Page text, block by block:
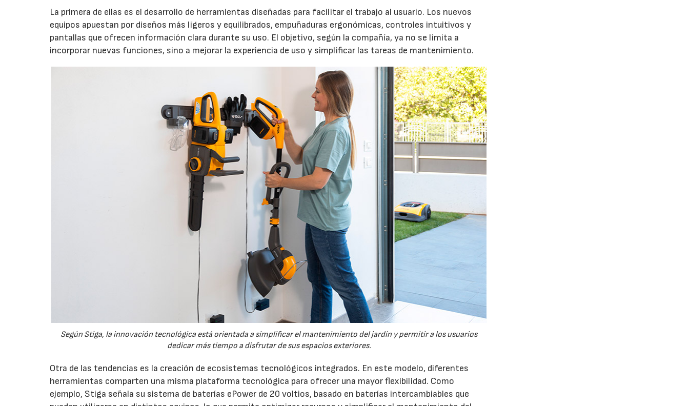
La primera de ellas es el desarrollo de herramientas diseñadas para facilitar el trabajo al usuario. Los nuevos
equipos apuestan por diseños más ligeros y equilibrados, empuñaduras ergonómicas, controles intuitivos y
pantallas que ofrecen información clara durante su uso. El objetivo, según la compañía, ya no se limita a
incorporar nuevas funciones, sino a mejorar la experiencia de uso y simplificar las tareas de mantenimiento.
Según Stiga, la innovación tecnológica está orientada a simplificar el mantenimiento del jardín y permitir a los usuarios
dedicar más tiempo a disfrutar de sus espacios exteriores.
Otra de las tendencias es la creación de ecosistemas tecnológicos integrados. En este modelo, diferentes
herramientas comparten una misma plataforma tecnológica para ofrecer una mayor flexibilidad. Como
ejemplo, Stiga señala su sistema de baterías ePower de 20 voltios, basado en baterías intercambiables que